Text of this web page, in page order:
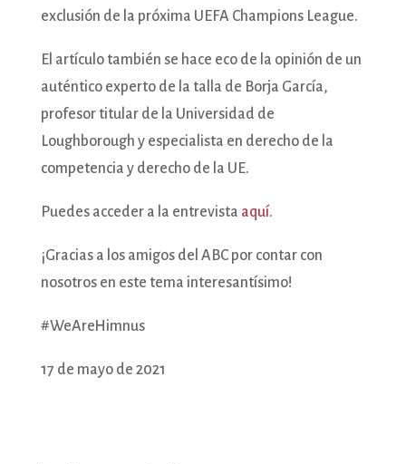
exclusión de la próxima UEFA Champions League.
El artículo también se hace eco de la opinión de un
auténtico experto de la talla de Borja García,
profesor titular de la Universidad de
Loughborough y especialista en derecho de la
competencia y derecho de la UE.
Puedes acceder a la entrevista aquí.
¡Gracias a los amigos del ABC por contar con
nosotros en este tema interesantísimo!
#WeAreHimnus
17 de mayo de 2021